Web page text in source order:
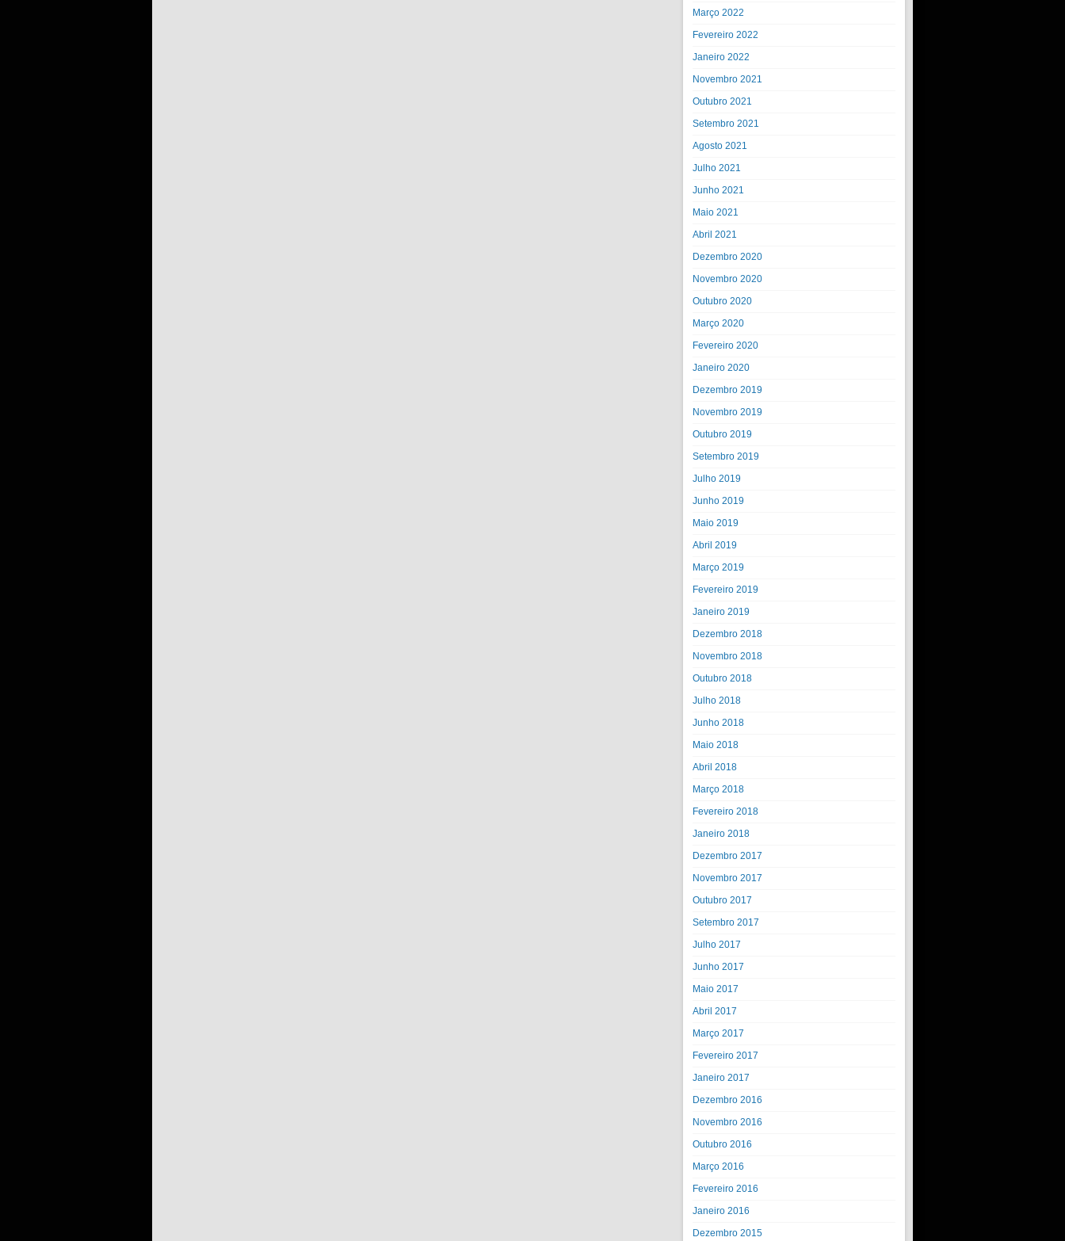
Março 2022
Fevereiro 2022
Janeiro 2022
Novembro 2021
Outubro 2021
Setembro 2021
Agosto 2021
Julho 2021
Junho 2021
Maio 2021
Abril 2021
Dezembro 2020
Novembro 2020
Outubro 2020
Março 2020
Fevereiro 2020
Janeiro 2020
Dezembro 2019
Novembro 2019
Outubro 2019
Setembro 2019
Julho 2019
Junho 2019
Maio 2019
Abril 2019
Março 2019
Fevereiro 2019
Janeiro 2019
Dezembro 2018
Novembro 2018
Outubro 2018
Julho 2018
Junho 2018
Maio 2018
Abril 2018
Março 2018
Fevereiro 2018
Janeiro 2018
Dezembro 2017
Novembro 2017
Outubro 2017
Setembro 2017
Julho 2017
Junho 2017
Maio 2017
Abril 2017
Março 2017
Fevereiro 2017
Janeiro 2017
Dezembro 2016
Novembro 2016
Outubro 2016
Março 2016
Fevereiro 2016
Janeiro 2016
Dezembro 2015